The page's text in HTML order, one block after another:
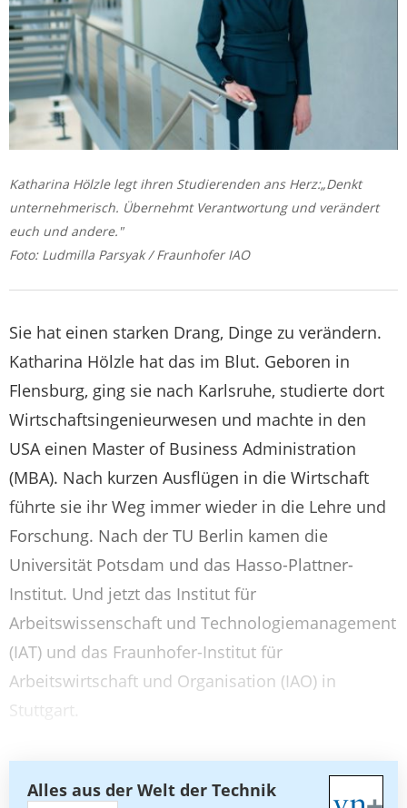
Katharina Hölzle legt ihren Studierenden ans Herz:„Denkt
unternehmerisch. Übernehmt Verantwortung und verändert
euch und andere."
Foto: Ludmilla Parsyak / Fraunhofer IAO
Sie hat einen starken Drang, Dinge zu verändern.
Katharina Hölzle hat das im Blut. Geboren in
Flensburg, ging sie nach Karlsruhe, studierte dort
Wirtschaftsingenieurwesen und machte in den
USA einen Master of Business Administration
(MBA). Nach kurzen Ausflügen in die Wirtschaft
führte sie ihr Weg immer wieder in die Lehre und
Forschung. Nach der TU Berlin kamen die
Universität Potsdam und das Hasso-Plattner-
Institut. Und jetzt das Institut für
Arbeitswissenschaft und Technologiemanagement
(IAT) und das Fraunhofer-Institut für
Arbeitswirtschaft und Organisation (IAO) in
Stuttgart.
Alles aus der Welt der Technik